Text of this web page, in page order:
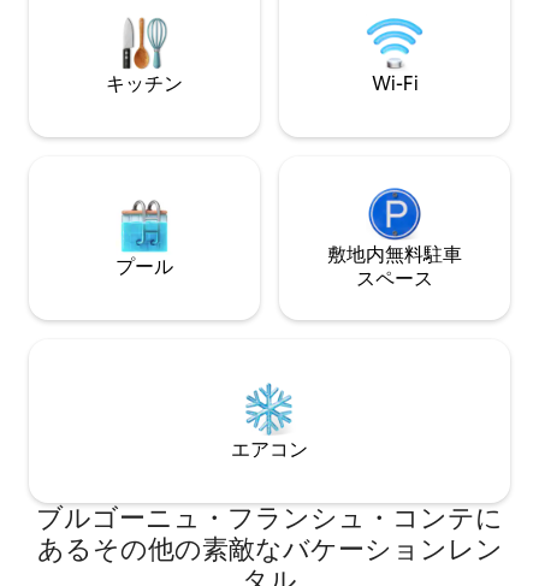
キッチン Wi-Fi
プール
敷地内無料駐⁠車
ス⁠ペ⁠ー⁠ス
エアコン
ブルゴーニュ・フランシュ・コンテに
あるその他の素敵なバケーションレン